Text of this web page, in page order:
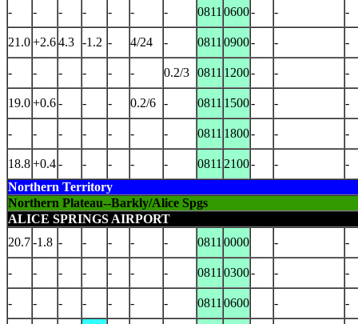
- - - - - - - 0811 0600- - -
21.0+2.64.3 -1.2 - 4/24 - 0811 0900- - -
- - - - - - 0.2/3 0811 1200- - -
19.0+0.6- - - 0.2/6 - 0811 1500- - -
- - - - - - - 0811 1800- - -
18.8+0.4- - - - - 0811 2100- -
-
Northern Territory
Northern Plateau--Barkly/Alice Spgs
ALICE SPRINGS AIRPORT
20.7-1.8 - - - - - 0811 0000 - -
- - - - - - - 0811 0300- - -
- - - - - - - 0811 0600 - -